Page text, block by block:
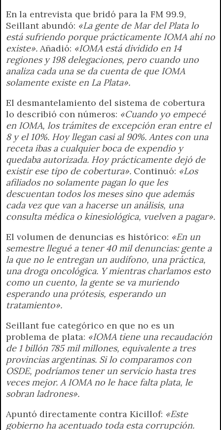
En la entrevista que bridó para la FM 99.9,
Seillant abundó: «La gente de Mar del Plata lo
está sufriendo porque prácticamente IOMA ahí no
existe». Añadió: «IOMA está dividido en 14
regiones y 198 delegaciones, pero cuando uno
analiza cada una se da cuenta de que IOMA
solamente existe en La Plata».
El desmantelamiento del sistema de cobertura
lo describió con números: «Cuando yo empecé
en IOMA, los trámites de excepción eran entre el
8 y el 10%. Hoy llegan casi al 90%. Antes con una
receta ibas a cualquier boca de expendio y
quedaba autorizada. Hoy prácticamente dejó de
existir ese tipo de cobertura». Continuó: «Los
afiliados no solamente pagan lo que les
descuentan todos los meses sino que además
cada vez que van a hacerse un análisis, una
consulta médica o kinesiológica, vuelven a pagar».
El volumen de denuncias es histórico: «En un
semestre llegué a tener 40 mil denuncias: gente a
la que no le entregan un audífono, una práctica,
una droga oncológica. Y mientras charlamos esto
como un cuento, la gente se va muriendo
esperando una prótesis, esperando un
tratamiento».
Seillant fue categórico en que no es un
problema de plata: «IOMA tiene una recaudación
de 1 billón 785 mil millones, equivalente a tres
provincias argentinas. Si lo comparamos con
OSDE, podríamos tener un servicio hasta tres
veces mejor. A IOMA no le hace falta plata, le
sobran ladrones».
Apuntó directamente contra Kicillof: «Este
gobierno ha acentuado toda esta corrupción.